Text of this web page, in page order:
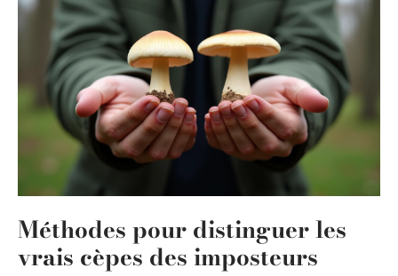
Méthodes pour distinguer les
vrais cèpes des imposteurs